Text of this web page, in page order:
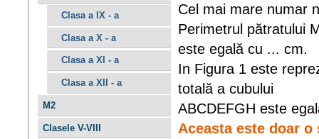
Clasa a IX - a
Clasa a X - a
Clasa a XI - a
Clasa a XII - a
M2
Clasele V-VIII
Cel mai mare numar
Perimetrul pătratului
este egală cu ... cm.
In Figura 1 este
totală a cubului
ABCDEFGH este
Aceasta este doar